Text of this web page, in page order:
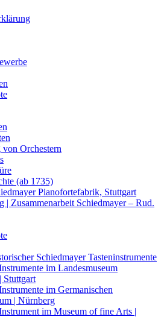
Orchestern
(ab 1735)
Pianofortefabrik, Stuttgart
| Zusammenarbeit Schiedmayer – Rud.
Schiedmayer Tasteninstrumente
im Landesmuseum
Stuttgart
im Germanischen
| Nürnberg
im Museum of fine Arts |